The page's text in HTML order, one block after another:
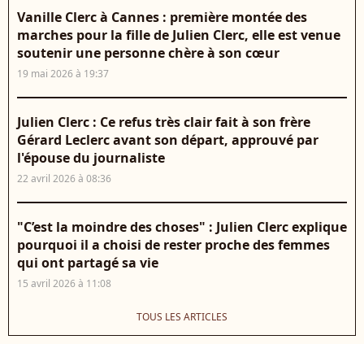
Vanille Clerc à Cannes : première montée des
marches pour la fille de Julien Clerc, elle est venue
soutenir une personne chère à son cœur
19 mai 2026 à 19:37
Julien Clerc : Ce refus très clair fait à son frère
Gérard Leclerc avant son départ, approuvé par
l'épouse du journaliste
22 avril 2026 à 08:36
"C’est la moindre des choses" : Julien Clerc explique
pourquoi il a choisi de rester proche des femmes
qui ont partagé sa vie
15 avril 2026 à 11:08
TOUS LES ARTICLES